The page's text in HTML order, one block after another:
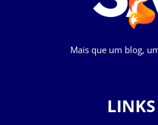
Mais que um blog,
LINKS